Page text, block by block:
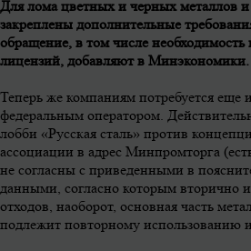
Для лома цветных и черных металлов и
закреплены дополнительные
обращение, в том числе
лицензий, добавляют в Минэкономики.
Теперь же компаниям потребуется еще
федеральным оператором.
лобби «Русская сталь» против
ассоциации в адрес Минпромторга
не согласны с приведенными в
данными, согласно которым вторично
отходов, наоборот, основная часть
подлежит повторному использованию